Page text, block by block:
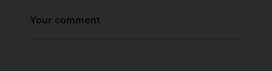
Your comment